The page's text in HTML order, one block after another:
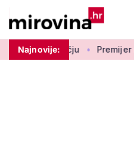
Najnovije:
području Premijer